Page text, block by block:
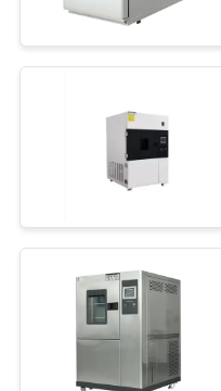
ΜΕ
ΖΗΤΉΣΤΕ
ΈΝΑ
ΑΠΌΣΠΑΣΜΑ
SITEMAP
PRIVACY
POLICY